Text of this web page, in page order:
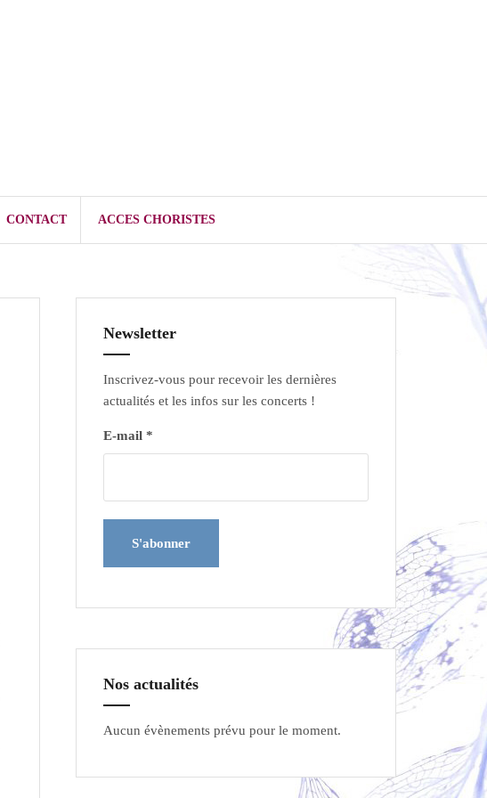
CONTACT ACCES CHORISTES
Newsletter
Inscrivez-vous pour recevoir les dernières
actualités et les infos sur les concerts !
E-mail *
Nos actualités
Aucun évènements prévu pour le moment.